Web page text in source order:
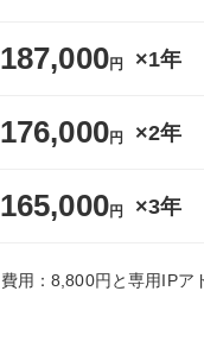
187,000円 ×1年
176,000円 ×2年
165,000円 ×3年
用：8,800円と専用IPア